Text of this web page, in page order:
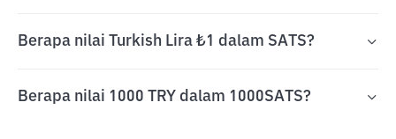
Berapa nilai Turkish Lira ₺1 dalam SATS?
Berapa nilai 1000 TRY dalam 1000SATS?